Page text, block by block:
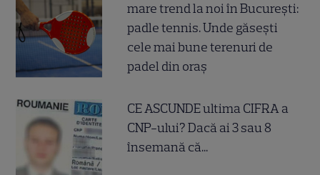
mare trend la noi în București:
padle tennis. Unde găsești
cele mai bune terenuri de
padel din oraș
CE ASCUNDE ultima CIFRA a
CNP-ului? Dacă ai 3 sau 8
însemană că...